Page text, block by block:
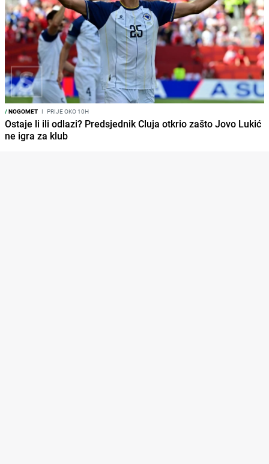
/NOGOMET I PRIJE OKO 10H
Ostaje li ili odlazi? Predsjednik Cluja otkrio zašto Jovo Lukić
ne igra za klub